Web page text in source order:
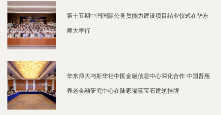
第十五期中国国际公务员能力建设项目结业仪式在华东
师大举行
华东师大与新华社中国金融信息中心深化合作 中国普惠
养老金融研究中心在陆家嘴蓝宝石建筑挂牌